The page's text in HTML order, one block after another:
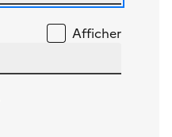
Afficher